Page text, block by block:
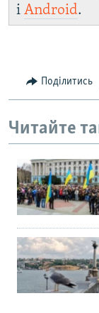
і Android.
Поділитись
Читайте